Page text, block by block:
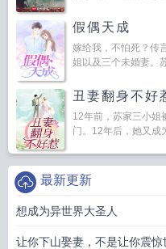
假偶天成
嫁给我，不怕死？传
姐以及三个未婚妻。
丑妻翻身不好
12年前，苏家三小姐
门。12年后，她又成
最新更新
想成为异世界大圣人
让你下山娶妻，不是让你震惊